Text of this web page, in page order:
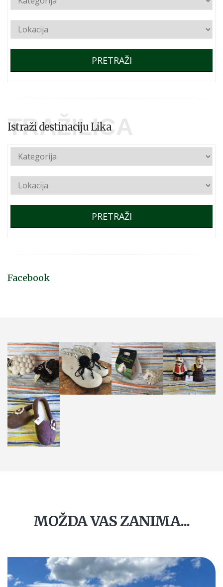
PRETRAŽI
TRAŽILICA
Istraži destinaciju Lika
PRETRAŽI
Facebook
MOŽDA VAS ZANIMA...